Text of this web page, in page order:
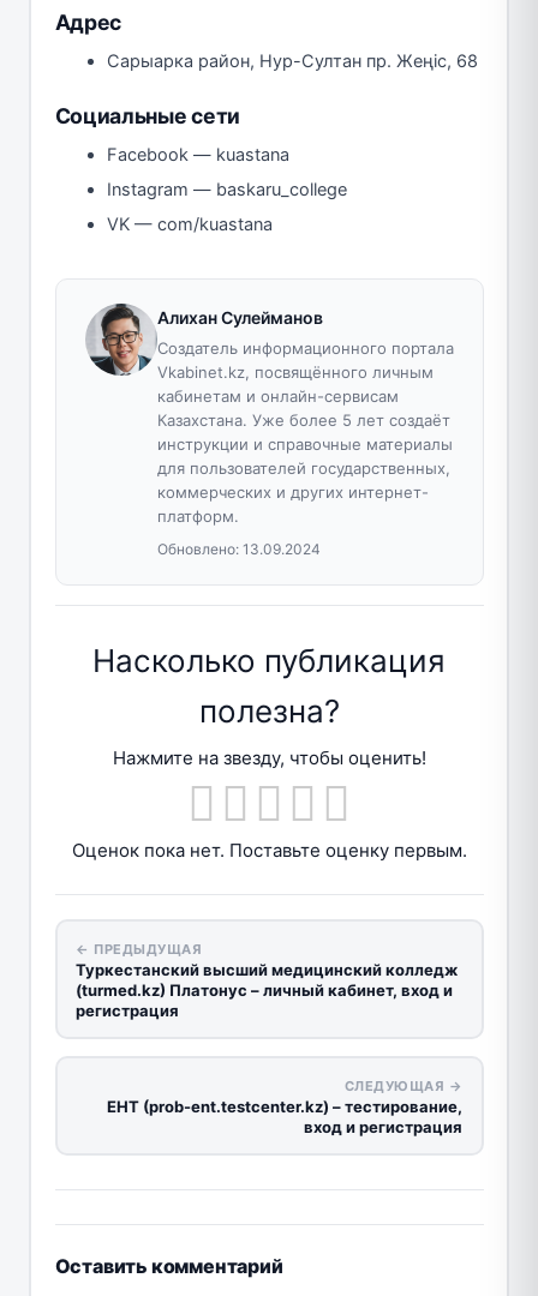
Адрес
Сарыарка район, Нур-Султан пр. Жеңіс, 68
Социальные сети
Facebook — kuastana
Instagram — baskaru_college
VK — com/kuastana
Алихан Сулейманов
Создатель информационного портала
Vkabinet.kz, посвящённого личным
кабинетам и онлайн-сервисам
Казахстана. Уже более 5 лет создаёт
инструкции и справочные материалы
для пользователей государственных,
коммерческих и других интернет-
платформ.
Обновлено: 13.09.2024
Насколько публикация
полезна?
Нажмите на звезду, чтобы оценить!
Оценок пока нет. Поставьте оценку первым.
← ПРЕДЫДУЩАЯ
Туркестанский высший медицинский колледж
(turmed.kz) Платонус – личный кабинет, вход и
регистрация
СЛЕДУЮЩАЯ →
ЕНТ (prob-ent.testcenter.kz) – тестирование,
вход и регистрация
Оставить комментарий